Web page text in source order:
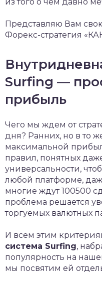
Представляю Вам
Форекс-стратегия
Surfing —
прибыль
Чего мы ждем от
дня? Ранних, но в то
максимальной
правил, понятных
универсальности,
любой платформе,
многие ждут 100500
проблема решается
торгуемых валютных
И всем этим
система Surfing,
популярность на
мы посвятим ей